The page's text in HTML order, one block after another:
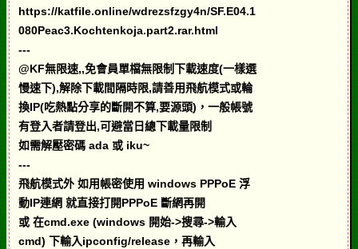
https://katfile.online/wdrezsfzgy4n/SF.E04.1
080Peac3.Kochtenkoja.part2.rar.html
---
@KF無限速,,免會員單檔無限制下載速度(一樣選
慢速下),解除下載間隔時限,請善用飛航模式或輪
換IP(吃熱點分享的斷開不算,要源頭)，一般帳號
有登入者請登出,可避當日總下載量限制
如需解壓密碼 ada 或 iku~
---
飛航模式外 如用帳密使用 windows PPPoE 浮
動IP連網 就直接打開PPPoE 斷網再開
或 在cmd.exe (windows 開始->搜尋->輸入
cmd) 下輸入ipconfig/release，再輸入